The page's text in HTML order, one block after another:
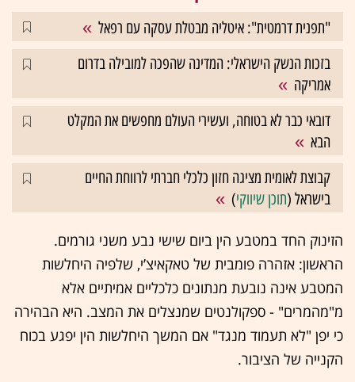
"תפנית דרמטית": איטליה מבטלת עסקה עם רפאל
בזכות הנשק הישראלי: המדינה שהפכה למובילה בדרום
אמריקה
דובאי כבר לא בטוחה, ועשירי העולם מחפשים את המקלט
הבא
קבוצת לאומית מציגה חזון כלכלי חברתי לרווחת החיים
בישראל (תוכן שיווקי)
הזינוק החד במטבע הין ביום שישי נבע משני גורמים.
הראשון: אזהרה פומבית של טאקאיצ’י, שלפיה היחלשות
המטבע אינה נובעת מנתונים כלכליים אמיתיים אלא
מ"מהמרים" - ספקולנטים שמנצלים את המצב. היא הבהירה
כי יפן "לא תעמוד מנגד" אם המשך היחלשות הין יפגע בכוח
הקנייה של הציבור.